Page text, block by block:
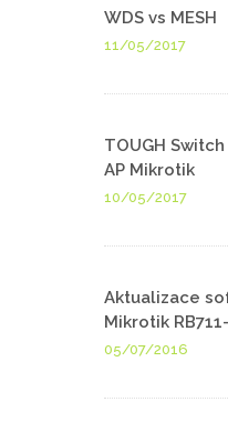
WDS vs MESH
11/05/2017
TOUGH
AP Mikrotik
10/05/2017
Aktualizace
Mikrotik
05/07/2016